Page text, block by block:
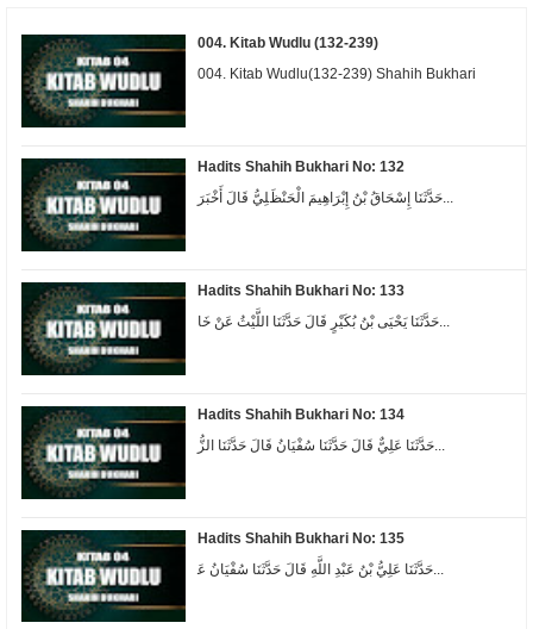
004. Kitab Wudlu (132-239)
004. Kitab Wudlu(132-239) Shahih Bukhari
Hadits Shahih Bukhari No: 132
ﺣَﺪَّﺛَﻨَﺎ ﺇِﺳْﺤَﺎﻕُ ﺑْﻦُ ﺇِﺑْﺮَﺍﻫِﻴﻢَ ﺍﻟْﺤَﻨْﻆَﻠِﻲُّ ﻗَﺎﻝَ ﺃَﺧْﺒَﺮَ...
Hadits Shahih Bukhari No: 133
ﺣَﺪَّﺛَﻨَﺎ ﻳَﺤْﻴَﻰ ﺑْﻦُ ﺑُﻜَﻴْﺮٍ ﻗَﺎﻝَ ﺣَﺪَّﺛَﻨَﺎ ﺍﻟﻠَّﻴْﺚُ ﻋَﻦْ ﺧَﺎ...
Hadits Shahih Bukhari No: 134
Hadits Shahih Bukhari No: 135